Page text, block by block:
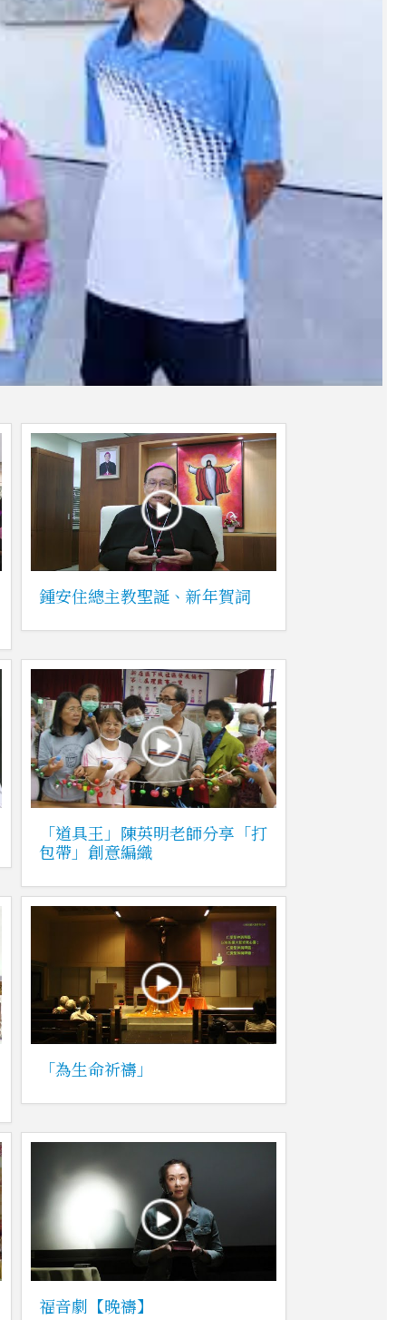
鍾安住總主教聖誕、新年賀詞
「道具王」陳英明老師分享「打
包帶」創意編織
「為生命祈禱」
福音劇【晚禱】